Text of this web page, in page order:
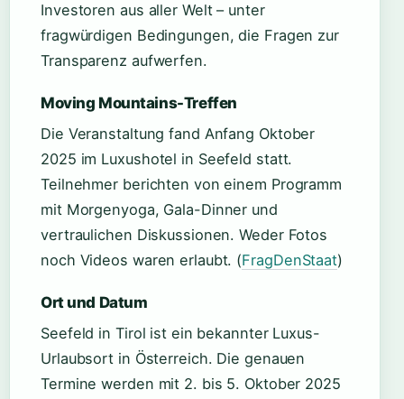
Investoren aus aller Welt – unter
fragwürdigen Bedingungen, die Fragen zur
Transparenz aufwerfen.
Moving Mountains-Treffen
Die Veranstaltung fand Anfang Oktober
2025 im Luxushotel in Seefeld statt.
Teilnehmer berichten von einem Programm
mit Morgenyoga, Gala-Dinner und
vertraulichen Diskussionen. Weder Fotos
noch Videos waren erlaubt. (FragDenStaat)
Ort und Datum
Seefeld in Tirol ist ein bekannter Luxus-
Urlaubsort in Österreich. Die genauen
Termine werden mit 2. bis 5. Oktober 2025